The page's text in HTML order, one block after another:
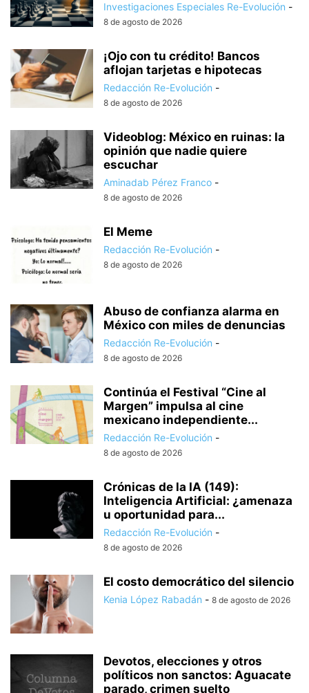
Investigaciones Especiales Re-Evolución -
8 de agosto de 2026
¡Ojo con tu crédito! Bancos
aflojan tarjetas e hipotecas
Redacción Re-Evolución -
8 de agosto de 2026
Videoblog: México en ruinas: la
opinión que nadie quiere
escuchar
Aminadab Pérez Franco -
8 de agosto de 2026
El Meme
Redacción Re-Evolución -
8 de agosto de 2026
Abuso de confianza alarma en
México con miles de denuncias
Redacción Re-Evolución -
8 de agosto de 2026
Continúa el Festival “Cine al
Margen” impulsa al cine
mexicano independiente...
Redacción Re-Evolución -
8 de agosto de 2026
Crónicas de la IA (149):
Inteligencia Artificial: ¿amenaza
u oportunidad para...
Redacción Re-Evolución -
8 de agosto de 2026
El costo democrático del silencio
Kenia López Rabadán - 8 de agosto de 2026
Devotos, elecciones y otros
políticos non sanctos: Aguacate
parado, crimen suelto